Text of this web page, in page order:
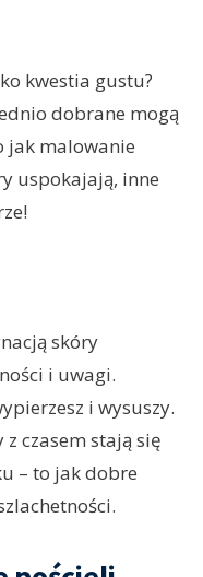
kwestia gustu?
dobrane mogą
jak malowanie
uspokajają, inne
skóry
i uwagi.
i wysuszy.
czasem stają się
– to jak dobre